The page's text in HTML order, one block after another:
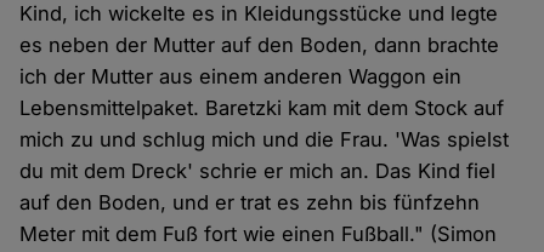
Kind, ich wickelte es in Kleidungsstücke und legte
es neben der Mutter auf den Boden, dann brachte
ich der Mutter aus einem anderen Waggon ein
Lebensmittelpaket. Baretzki kam mit dem Stock auf
mich zu und schlug mich und die Frau. 'Was spielst
du mit dem Dreck' schrie er mich an. Das Kind fiel
auf den Boden, und er trat es zehn bis fünfzehn
Meter mit dem Fuß fort wie einen Fußball." (Simon